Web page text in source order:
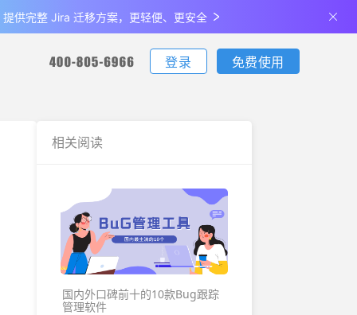
供完整 Jira 迁移方案，更轻便、更安全
支持iOS、Android、Windows、Mac
您可通过电话联系我们：
金融
全部
您可通过电话联系我们：
实
查看产品最新的功能升级、体验优化
公司介绍及发展历程
您可通过电话联系我们：
登录 免费使用
相关阅读
国内外口碑前十的10款Bug跟踪
管理软件